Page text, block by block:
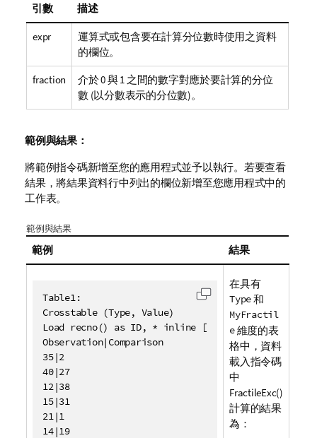
引數 描述
expr
運算式或包含要在計算分位數時使用之資料
的欄位。
fraction
介於 0 與 1 之間的數字對應於要計算的分位
數 (以分數表示的分位數)。
範例與結果：
將範例指令碼新增至您的應用程式並予以執行。若要查看
結果，將結果資料行中列出的欄位新增至您應用程式中的
工作表。
範例與結果
範例 結果
Table1:
Crosstable (Type, Value)
Load recno() as ID, * inline [
Observation|Comparison
35|2
40|27
12|38
15|31
21|1
14|19
將代碼複製到剪貼簿
在具有
Type和
MyFractil
e維度的表
格中，資料
載入指令碼
中
FractileExc()
計算的結果
為：